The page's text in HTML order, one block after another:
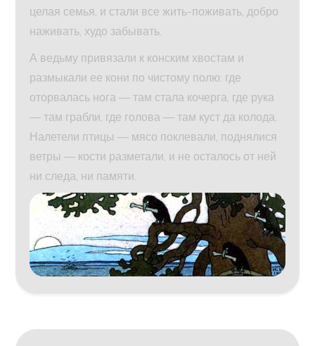
целая семья, и стали все жить-поживать, добро
наживать, худо забывать.
А ведьму привязали к конским хвостам и
размыкали ее кони по чистому полю: где
оторвалась нога — там стала кочерга, где рука
— там грабли, где голова — там куст да колода.
Налетели птицы — мясо поклевали, поднялися
ветры — кости разметали, и не осталось от ней
ни следа, ни памяти.